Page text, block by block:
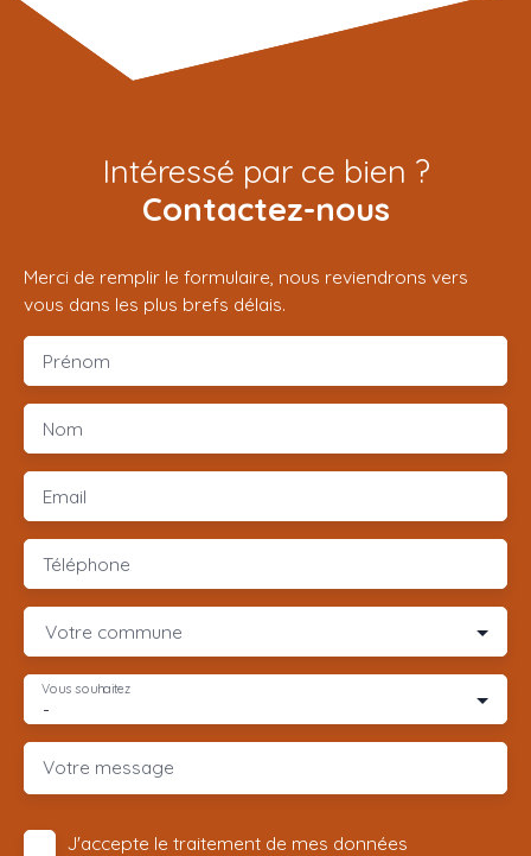
Intéressé par ce bien ?
Contactez-nous
Merci de remplir le formulaire, nous reviendrons vers
vous dans les plus brefs délais.
Prénom
Nom
Email
Téléphone
Votre commune
-
Vous souhaitez
Votre message
J'accepte le traitement de mes données